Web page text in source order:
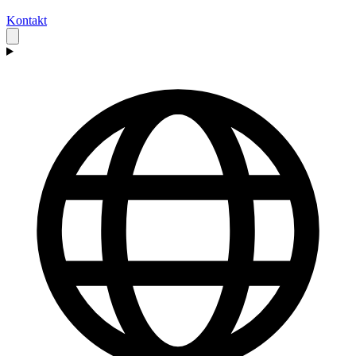
Kontakt